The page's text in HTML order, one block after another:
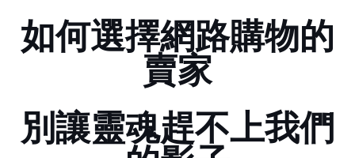
如何選擇網路購物的
賣家
別讓靈魂趕不上我們